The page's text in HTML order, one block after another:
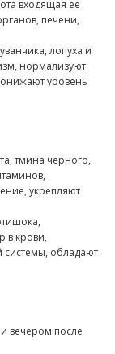
входящая ее
печени,
лопуха и
нормализуют
уровень
тмина черного,
укрепляют
в крови,
обладают
вечером после